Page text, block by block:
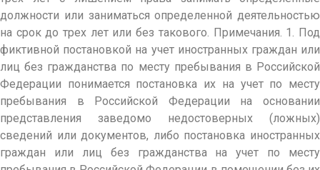
должности или заниматься определенной деятельностью
на срок до трех лет или без такового. Примечания. 1. Под
фиктивной постановкой на учет иностранных граждан или
лиц без гражданства по месту пребывания в Российской
Федерации понимается постановка их на учет по месту
пребывания в Российской Федерации на основании
представления заведомо недостоверных (ложных)
сведений или документов, либо постановка иностранных
граждан или лиц без гражданства на учет по месту